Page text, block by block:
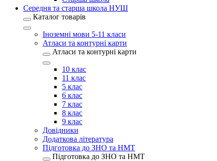
Середня та старша школа НУШ
Каталог товарів
Іноземні мови 5-11 класи
Атласи та контурні карти
Атласи та контурні карти
10 клас
11 клас
5 клас
6 клас
7 клас
8 клас
9 клас
Довідники
Додаткова література
Підготовка до ЗНО та НМТ
Підготовка до ЗНО та НМТ